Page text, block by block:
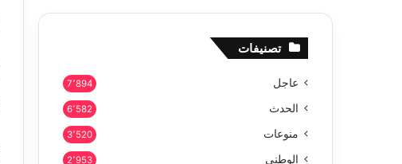
تصنيفات
عاجل 7٬894
الحدث 6٬582
منوعات 3٬520
الوطني 2٬953